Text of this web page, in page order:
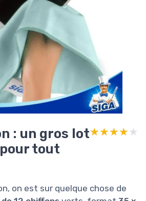
: un gros lot
tout
★★★★★
★★★★★
on est sur quelque chose de